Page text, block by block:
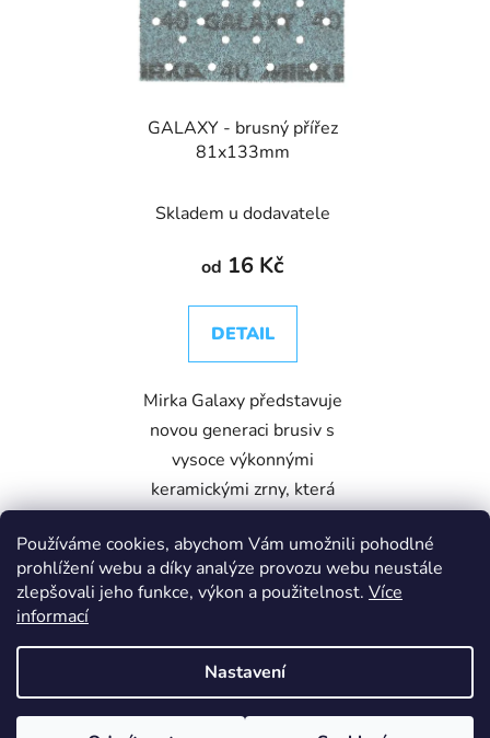
Používáme cookies, abychom Vám umožnili pohodlné
prohlížení webu a díky analýze provozu webu neustále
zlepšovali jeho funkce, výkon a použitelnost. Více
informací
Nastavení
GALAXY - brusný přířez
81x133mm
Skladem u dodavatele
od 16 Kč
DETAIL
Mirka Galaxy představuje
novou generaci brusiv s
vysoce výkonnými
keramickými zrny, která
maximální efektivitu
broušení a dlouhou
životnost. Díky unikátní...
50 ks